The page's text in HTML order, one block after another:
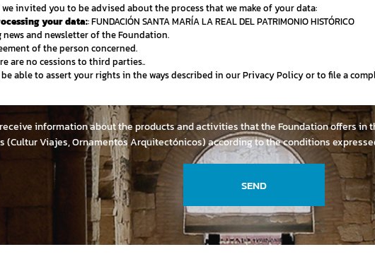
invited you to be advised about the process that we make of your data:
your data:: FUNDACIÓN SANTA MARÍA LA REAL DEL PATRIMONIO HISTÓRICO
news and newsletter of the Foundation.
of the person concerned.
are no cessions to third parties..
able to assert your rights in the ways described in our Privacy Policy or to file a
information about the products and activities that the Foundation offers in
(Cultur Viajes, Ornamentos Arquitectónicos) according to the conditions
SEND